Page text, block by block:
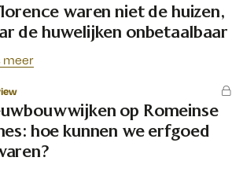
waren niet de huizen,
de huwelijken onbetaalbaar
meer
op Romeinse
hoe kunnen we erfgoed